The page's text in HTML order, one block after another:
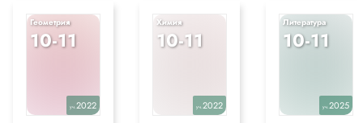
Геометрия
10-11
уч.2022
Химия
10-11
уч.2022
Литература
10-11
уч.2025